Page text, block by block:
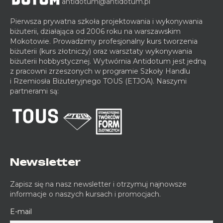
u
c
h
e
r
p
o
d
a
u
n
k
o
l
Pierwsza prywatna szkoła projektowania i wykonywania
biżuterii, działająca od 2006 roku na warszawskim
Mokotowie. Prowadzimy profesjonalny kurs tworzenia
biżuterii (kurs złotniczy) oraz warsztaty wykonywania
biżuterii hobbystycznej. Wytwórnia Antidotum jest jedną
z pracowni zrzeszonych w programie Szkoły Handlu
i Rzemiosła Biżuteryjnego TOUS (ETJOA). Naszymi
partnerami są:
Newsletter
Zapisz się na nasz newsletter i otrzymuj najnowsze
informacje o naszych kursach i promocjach.
E-mail